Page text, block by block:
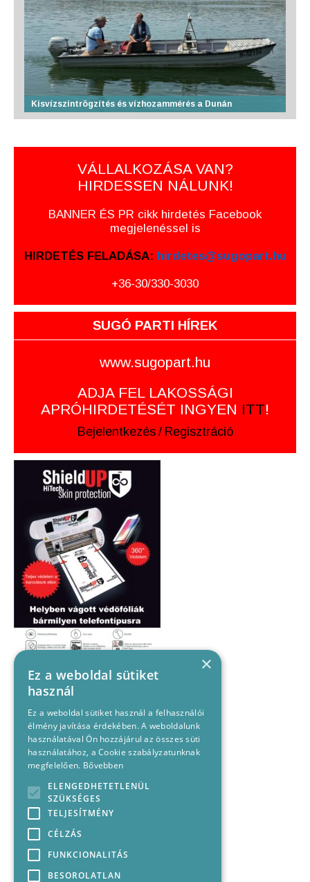
Kisvízszintrögzítés és vízhozammérés a Dunán
VÁLLALKOZÁSA VAN?
HIRDESSEN NÁLUNK!
BANNER ÉS PR cikk hirdetés Facebook
megjelenéssel is
HIRDETÉS FELADÁSA: hirdetes@sugopart.hu
+36-30/330-3030
SUGÓ PARTI HÍREK
www.sugopart.hu
ADJA FEL LAKOSSÁGI
APRÓHIRDETÉSÉT INGYEN ITT!
Bejelentkezés / Regisztráció
×
Ez a weboldal sütiket
használ
Ez a weboldal sütiket használ a felhasználói
élmény javítása érdekében. A weboldalunk
használatával Ön hozzájárul az összes süti
használatához, a Cookie szabályzatunknak
megfelelően. Bővebben
ELENGEDHETETLENÜL
SZÜKSÉGES
TELJESÍTMÉNY
CÉLZÁS
FUNKCIONALITÁS
BESOROLATLAN